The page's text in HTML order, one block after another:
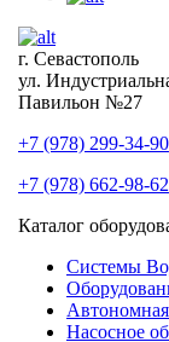
г. Севастополь
ул.
Павильон №27
+7 (978) 299-34-90
+7 (978) 662-98-62
Каталог
Системы
Насосное